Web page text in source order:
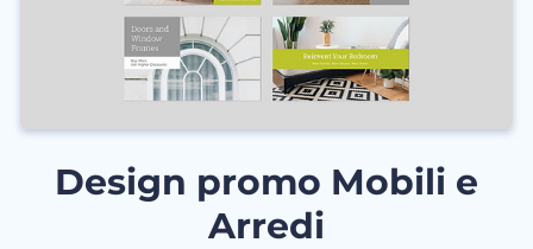
Design promo Mobili e
Arredi